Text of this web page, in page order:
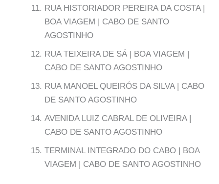
RUA HISTORIADOR PEREIRA DA COSTA |
BOA VIAGEM | CABO DE SANTO
AGOSTINHO
RUA TEIXEIRA DE SÁ | BOA VIAGEM |
CABO DE SANTO AGOSTINHO
RUA MANOEL QUEIRÓS DA SILVA | CABO
DE SANTO AGOSTINHO
AVENIDA LUIZ CABRAL DE OLIVEIRA |
CABO DE SANTO AGOSTINHO
TERMINAL INTEGRADO DO CABO | BOA
VIAGEM | CABO DE SANTO AGOSTINHO